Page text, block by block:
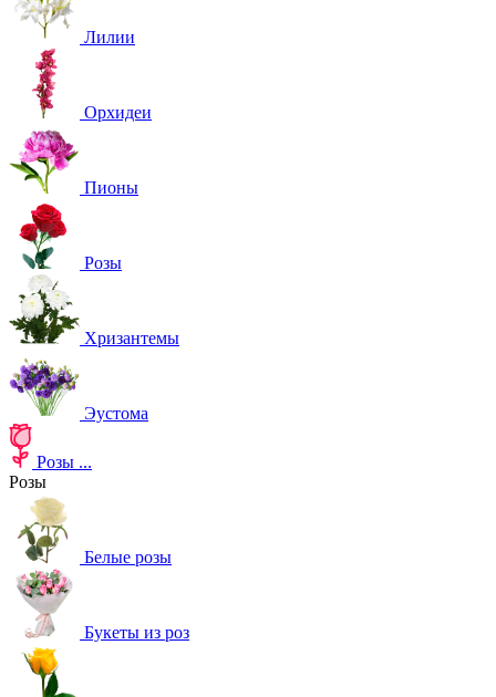
Лилии
Орхидеи
Пионы
Розы
Хризантемы
Эустома
Розы ...
Розы
Белые розы
Букеты из роз